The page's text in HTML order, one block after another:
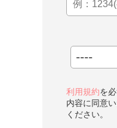
利用規約を
内容に同意
ください。